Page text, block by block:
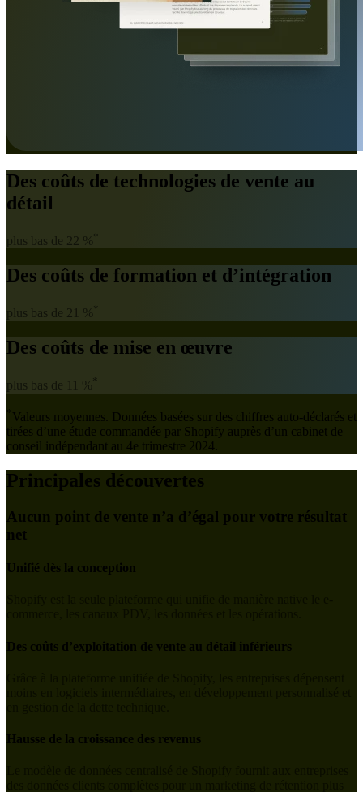
Des coûts de technologies de vente au
détail
plus bas de 22 % *
Des coûts de formation et d’intégration
plus bas de 21 % *
Des coûts de mise en œuvre
plus bas de 11 % *
* Valeurs moyennes. Données basées sur des chiffres auto-déclarés et
tirées d’une étude commandée par Shopify auprès d’un cabinet de
conseil indépendant au 4e trimestre 2024.
Principales découvertes
Aucun point de vente n’a d’égal pour votre résultat
net
Unifié dès la conception
Des coûts d’exploitation de vente au détail inférieurs
Hausse de la croissance des revenus